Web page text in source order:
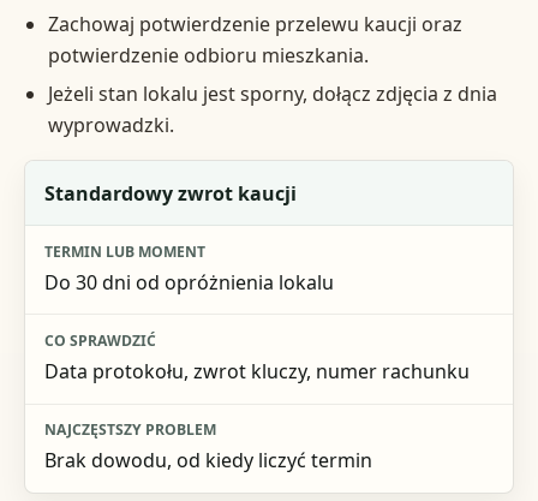
Zachowaj potwierdzenie przelewu kaucji oraz
potwierdzenie odbioru mieszkania.
Jeżeli stan lokalu jest sporny, dołącz zdjęcia z dnia
wyprowadzki.
Sytuacja
Termin lub moment
Standardowy zwrot kaucji
Do 30 dni od opróżnienia lokalu
Data protokołu, zwrot kluczy, numer rachunku
Brak dowodu, od kiedy liczyć termin